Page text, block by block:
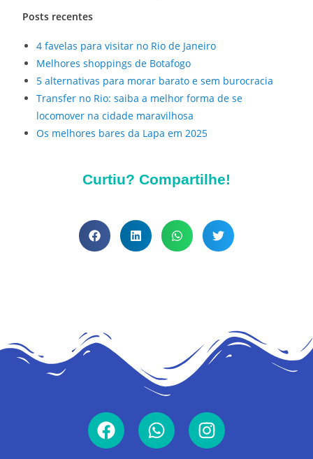
Posts recentes
4 favelas para visitar no Rio de Janeiro
Melhores shoppings de Botafogo
5 alternativas para morar barato e sem burocracia
Transfer no Rio: saiba a melhor forma de se
locomover na cidade maravilhosa
Os melhores bares da Lapa em 2025
Curtiu? Compartilhe!